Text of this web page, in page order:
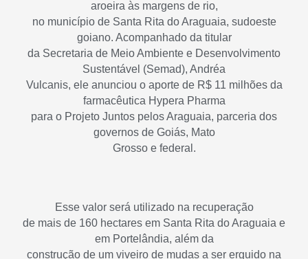
aroeira às margens de rio,
no município de Santa Rita do Araguaia, sudoeste
goiano. Acompanhado da titular
da Secretaria de Meio Ambiente e Desenvolvimento
Sustentável (Semad), Andréa
Vulcanis, ele anunciou o aporte de R$ 11 milhões da
farmacêutica Hypera Pharma
para o Projeto Juntos pelos Araguaia, parceria dos
governos de Goiás, Mato
Grosso e federal.
Esse valor será utilizado na recuperação
de mais de 160 hectares em Santa Rita do Araguaia e
em Portelândia, além da
construção de um viveiro de mudas a ser erguido na